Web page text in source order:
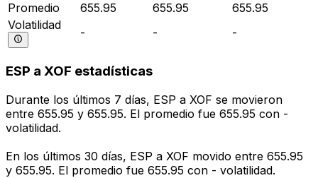
Promedio
655.95 655.95
655.95
Volatilidad
- - -
ESP a XOF estadísticas
Durante los últimos 7 días, ESP a XOF se movieron
entre 655.95 y 655.95. El promedio fue 655.95 con -
volatilidad.
En los últimos 30 días, ESP a XOF movido entre 655.95
y 655.95. El promedio fue 655.95 con - volatilidad.